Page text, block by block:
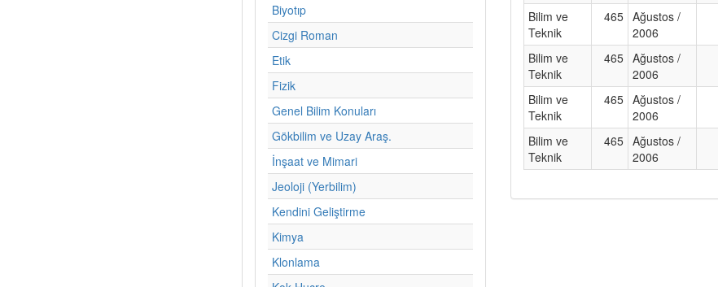
Biyotıp
Cizgi Roman
Etik
Fizik
Genel Bilim Konuları
Gökbilim ve Uzay Araş.
İnşaat ve Mimari
Jeoloji (Yerbilim)
Kendini Geliştirme
Kimya
Klonlama
Bilim ve
Teknik
465 Ağustos /
2006
Bilim ve
Teknik
465 Ağustos /
2006
Bilim ve
Teknik
465 Ağustos /
2006
Bilim ve
Teknik
465 Ağustos /
2006